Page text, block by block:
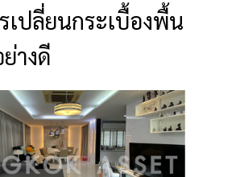
เปลี่ยนกระเบื้องพื้น
างดี